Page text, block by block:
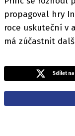
propagoval hry
roce uskuteční v
má zúčastnit
Sdílet na